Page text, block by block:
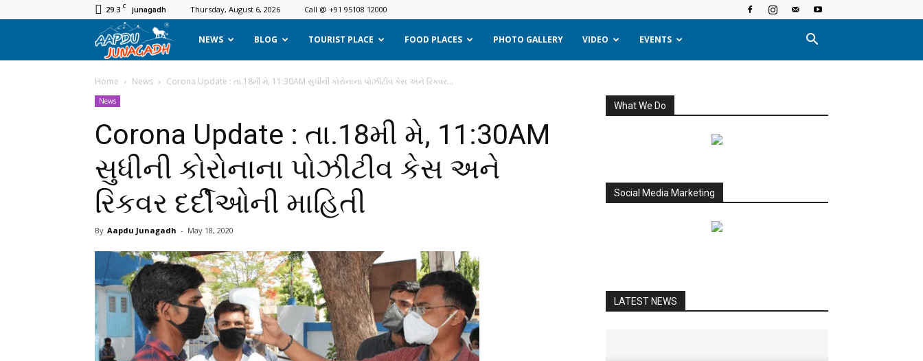
29.3 C junagadh Thursday, August 6, 2026 Call @ +91 95108 12000
Aapdu
Junagadh
NEWS BLOG TOURIST PLACE FOOD PLACES PHOTO GALLERY VIDEO EVENTS
Home News Corona Update : તા.18મી મે, 11:30AM સુધીની કોરોનાના પોઝીટીવ કેસ અને રિકવર...
News
Corona Update : તા.18મી મે, 11:30AM
સુધીની કોરોનાના પોઝીટીવ કેસ અને
રિકવર દર્દીઓની માહિતી
By Aapdu Junagadh - May 18, 2020
What We Do
Social Media Marketing
LATEST NEWS